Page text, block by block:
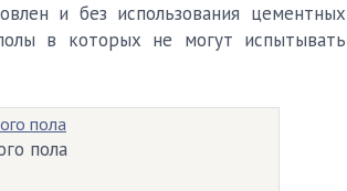
и без использования цементных
в которых не могут испытывать
пола